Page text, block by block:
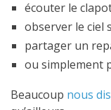
écouter le
observer le ciel
partager un
ou simplement
Beaucoup nous